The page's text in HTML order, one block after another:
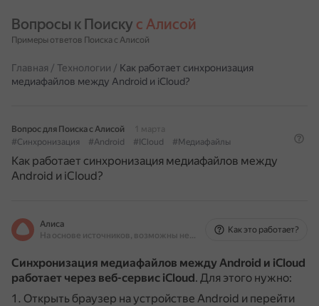
Вопросы к Поиску с Алисой
Примеры ответов Поиска с Алисой
Главная / Технологии / Как работает синхронизация
медиафайлов между Android и iCloud?
Вопрос для Поиска с Алисой
1 марта
#Синхронизация
#Android #ICloud #Медиафайлы
Как работает синхронизация медиафайлов между
Android и iCloud?
Алиса
На основе источников, возможны неточности
Как это работает?
Синхронизация медиафайлов между Android и iCloud
работает через веб-сервис iCloud. Для этого нужно:
Открыть браузер на устройстве Android и перейти